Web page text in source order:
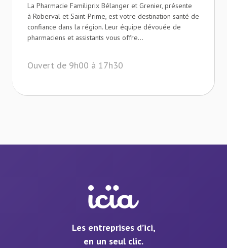
La Pharmacie Familiprix Bélanger et Grenier, présente
à Roberval et Saint-Prime, est votre destination santé de
confiance dans la région. Leur équipe dévouée de
pharmaciens et assistants vous offre...
Ouvert de 9h00 à 17h30
Les entreprises d’ici,
en un seul clic.